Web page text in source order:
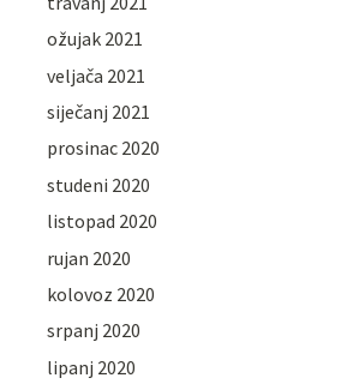
ožujak 2021
veljača 2021
siječanj 2021
prosinac 2020
studeni 2020
listopad 2020
rujan 2020
kolovoz 2020
srpanj 2020
lipanj 2020